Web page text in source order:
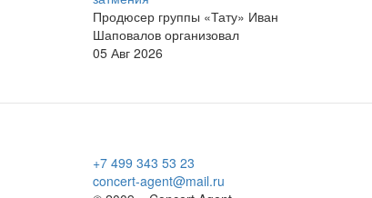
Продюсер группы «Тату» Иван
Шаповалов организовал
05 Авг 2026
+7 499 343 53 23
concert-agent@mail.ru